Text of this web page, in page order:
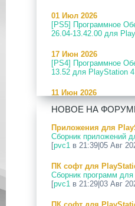
01 Июл 2026
[PS5] Программное
26.04-13.42.00 для
17 Июн 2026
[PS4] Программное
13.52 для PlayStation 4
11 Июн 2026
[PS5] Программное
26.04-13.40.00 для
24 Апр 2026
[PS5] Программное
26.03-13.20.00 для
12 Апр 2026
[PS Portal]
Обеспечение 7.0.2 для
НОВОЕ НА
Приложения для
Сборник приложений
[pvc1 в 21:39|05 Авг
ПК софт для
Сборник программ
[pvc1 в 21:29|03 Авг